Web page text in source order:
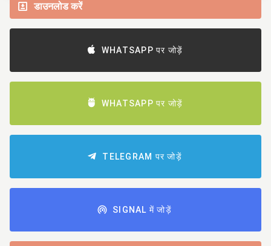
डाउनलोड करें
WHATSAPP पर जोड़ें
WHATSAPP पर जोड़ें
TELEGRAM पर जोड़ें
SIGNAL में जोड़ें